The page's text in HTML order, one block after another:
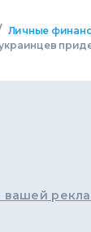
Личные
вашей